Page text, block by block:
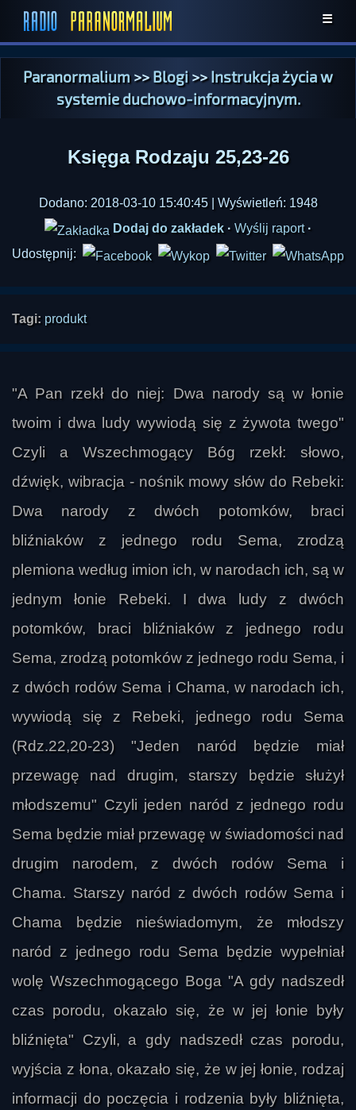
☰
Paranormalium>>Blogi>>Instrukcja życia w
systemie duchowo-informacyjnym.
Księga Rodzaju 25,23-26
Dodano: 2018-03-10 15:40:45 | Wyświetleń: 1948
Dodaj do zakładek · Wyślij raport ·
Udostępnij:
Tagi: produkt
"A Pan rzekł do niej: Dwa narody są w łonie
twoim i dwa ludy wywiodą się z żywota twego"
Czyli a Wszechmogący Bóg rzekł: słowo,
dźwięk, wibracja - nośnik mowy słów do Rebeki:
Dwa narody z dwóch potomków, braci
bliźniaków z jednego rodu Sema, zrodzą
plemiona według imion ich, w narodach ich, są w
jednym łonie Rebeki. I dwa ludy z dwóch
potomków, braci bliźniaków z jednego rodu
Sema, zrodzą potomków z jednego rodu Sema, i
z dwóch rodów Sema i Chama, w narodach ich,
wywiodą się z Rebeki, jednego rodu Sema
(Rdz.22,20-23) "Jeden naród będzie miał
przewagę nad drugim, starszy będzie służył
młodszemu" Czyli jeden naród z jednego rodu
Sema będzie miał przewagę w świadomości nad
drugim narodem, z dwóch rodów Sema i
Chama. Starszy naród z dwóch rodów Sema i
Chama będzie nieświadomym, że młodszy
naród z jednego rodu Sema będzie wypełniał
wolę Wszechmogącego Boga "A gdy nadszedł
czas porodu, okazało się, że w jej łonie były
bliźnięta" Czyli, a gdy nadszedł czas porodu,
wyjścia z łona, okazało się, że w jej łonie, rodzaj
informacji do poczęcia i rodzenia były bliźnięta,